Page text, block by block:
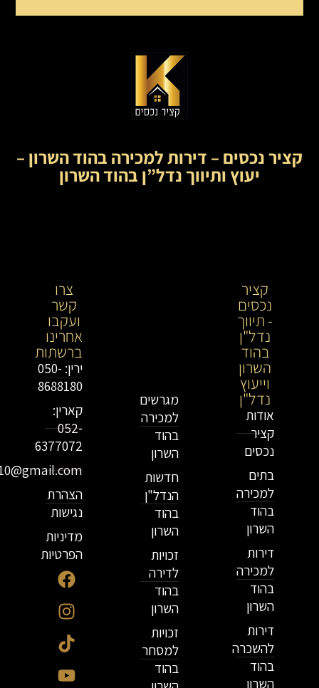
קציר נכסים – דירות למכירה בהוד השרון –
יעוץ ותיווך נדל”ן בהוד השרון
קציר
נכסים
- תיווך
נדל"ן
בהוד
השרון
וייעוץ
נדל"ן
אודות
קציר
נכסים
בתים
למכירה
בהוד
השרון
דירות
למכירה
בהוד
השרון
דירות
להשכרה
בהוד
השרון
מגרשים
למכירה
בהוד
השרון
חדשות
הנדל"ן
בהוד
השרון
זכויות
לדירה
בהוד
השרון
זכויות
למסחר
בהוד
צרו
קשר
ועקבו
אחרינו
ברשתות
ירין: 050-
8688180
קארין:
052-
6377072
הצהרת
נגישות
מדיניות
הפרטיות